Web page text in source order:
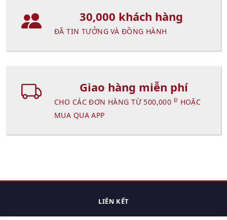
30,000 khách hàng
ĐÃ TIN TƯỞNG VÀ ĐỒNG HÀNH
Giao hàng miễn phí
CHO CÁC ĐƠN HÀNG TỪ 500,000 Đ HOẶC
MUA QUA APP
LIÊN KẾT